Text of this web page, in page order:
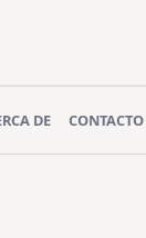
DE CONTACTO